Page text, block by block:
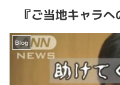
『ご当地キャラへ
Blog